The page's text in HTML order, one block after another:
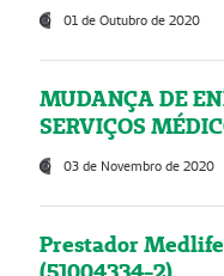
01 de Outubro de 2020
MUDANÇA DE
SERVIÇOS
03 de Novembro de 2020
Prestador